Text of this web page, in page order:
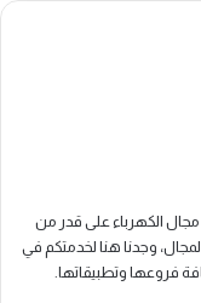
الكهرباء على قدر من
وجدنا هنا لخدمتكم في
فروعها وتطبيقاتها.